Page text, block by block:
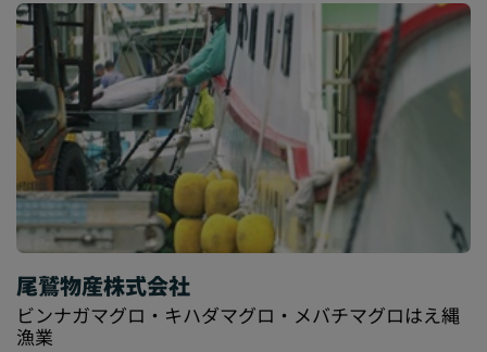
尾鷲物産株式会社
ビンナガマグロ・キハダマグロ・メバチマグロはえ縄
漁業